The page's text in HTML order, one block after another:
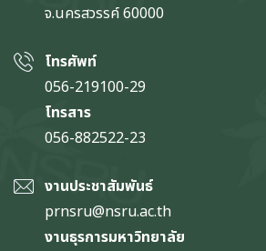
จ.นครสวรรค์60000
โทรศัพท์
056-219100-29
โทรสาร
056-882522-23
งานประชาสัมพันธ์
prnsru@nsru.ac.th
งานธุรการมหาวิทยาลัย